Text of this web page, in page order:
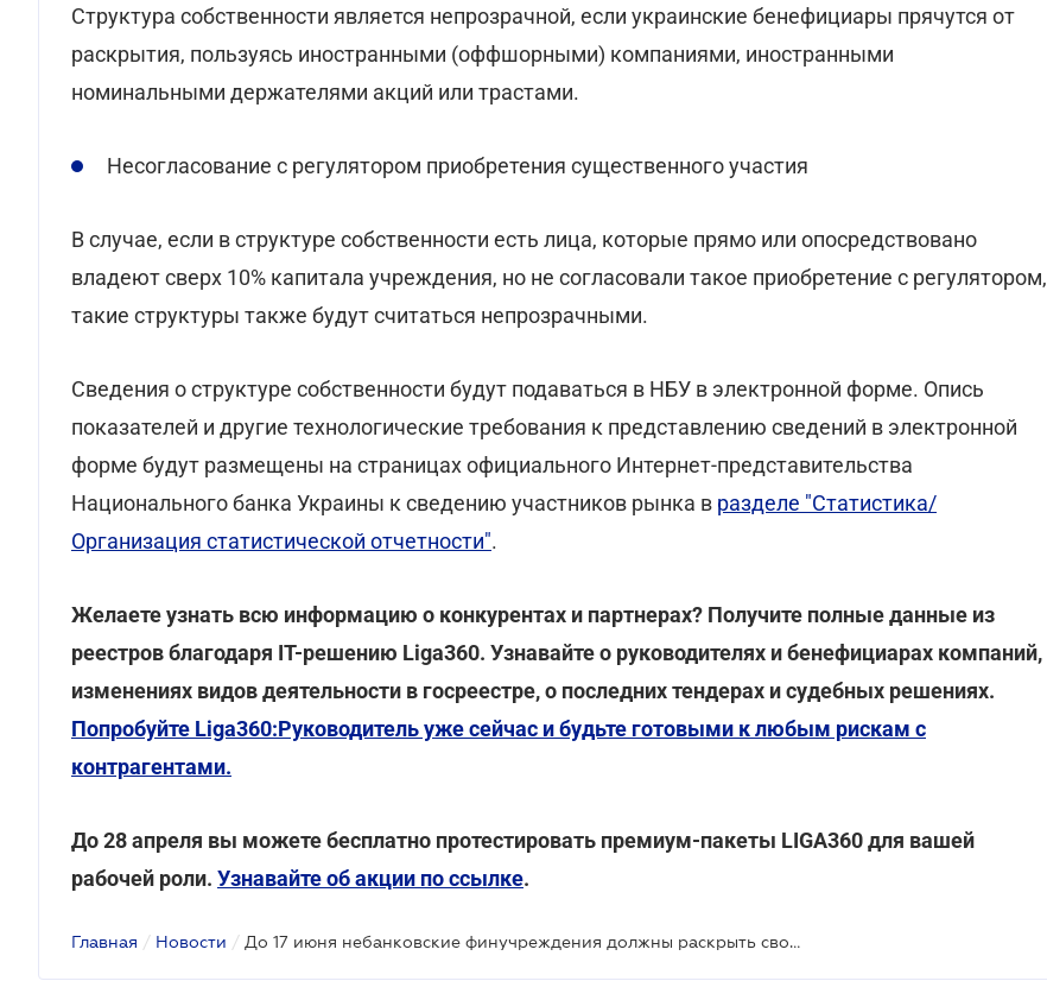
Структура собственности является непрозрачной, если украинские бенефициары прячутся от
раскрытия, пользуясь иностранными (оффшорными) компаниями, иностранными
номинальными держателями акций или трастами.
Несогласование с регулятором приобретения существенного участия
В случае, если в структуре собственности есть лица, которые прямо или опосредствовано
владеют сверх 10% капитала учреждения, но не согласовали такое приобретение с регулятором,
такие структуры также будут считаться непрозрачными.
Сведения о структуре собственности будут подаваться в НБУ в электронной форме. Опись
показателей и другие технологические требования к представлению сведений в электронной
форме будут размещены на страницах официального Интернет-представительства
Национального банка Украины к сведению участников рынка в разделе "Статистика/
Организация статистической отчетности".
Желаете узнать всю информацию о конкурентах и партнерах? Получите полные данные из
реестров благодаря IT-решению Liga360. Узнавайте о руководителях и бенефициарах компаний,
изменениях видов деятельности в госреестре, о последних тендерах и судебных решениях.
Попробуйте Liga360:Руководитель уже сейчас и будьте готовыми к любым рискам с
контрагентами.
До 28 апреля вы можете бесплатно протестировать премиум-пакеты LIGA360 для вашей
рабочей роли. Узнавайте об акции по ссылке.
Главная / Новости / До 17 июня небанковские финучреждения должны раскрыть свои структуры собственности